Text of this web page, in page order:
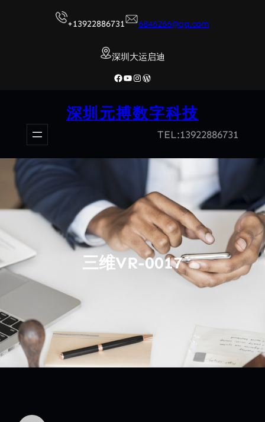
+13922886731 6846266@qq.com
深圳大运启迪
Facebook
YouTube
Instagram
WordPress
深圳元搏数字科技
TEL:13922886731
三维VR-0017